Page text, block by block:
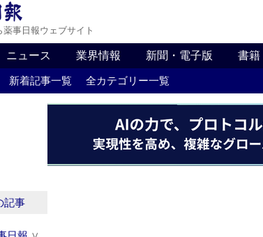
事日報ウェブサイト
ニュース 業界情報 新聞・電子版 書籍
新着記事一覧 全カテゴリー一覧
記事